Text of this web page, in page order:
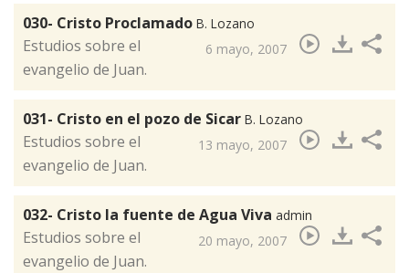
030- Cristo Proclamado B. Lozano
6 mayo, 2007
​Estudios sobre el
evangelio de Juan.
031- Cristo en el pozo de Sicar B. Lozano
13 mayo, 2007
​​Estudios sobre el
evangelio de Juan.
032- Cristo la fuente de Agua Viva admin
20 mayo, 2007
​Estudios sobre el
evangelio de Juan.